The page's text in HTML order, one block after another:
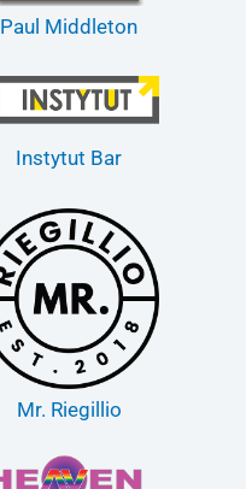
Paul Middleton
Instytut Bar
Mr. Riegillio